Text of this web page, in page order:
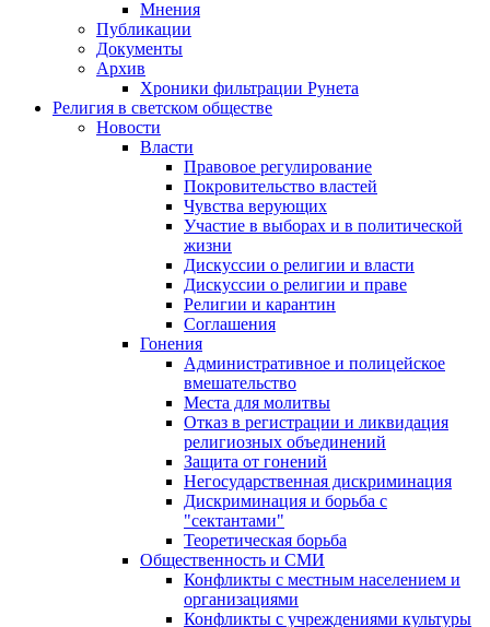
Мнения
Публикации
Документы
Архив
Хроники фильтрации Рунета
Религия в светском обществе
Новости
Власти
Правовое регулирование
Покровительство властей
Чувства верующих
Участие в выборах и в политической
жизни
Дискуссии о религии и власти
Дискуссии о религии и праве
Религии и карантин
Соглашения
Гонения
Административное и полицейское
вмешательство
Места для молитвы
Отказ в регистрации и ликвидация
религиозных объединений
Защита от гонений
Негосударственная дискриминация
Дискриминация и борьба с
"сектантами"
Теоретическая борьба
Общественность и СМИ
Конфликты с местным населением и
организациями
Конфликты с учреждениями культуры